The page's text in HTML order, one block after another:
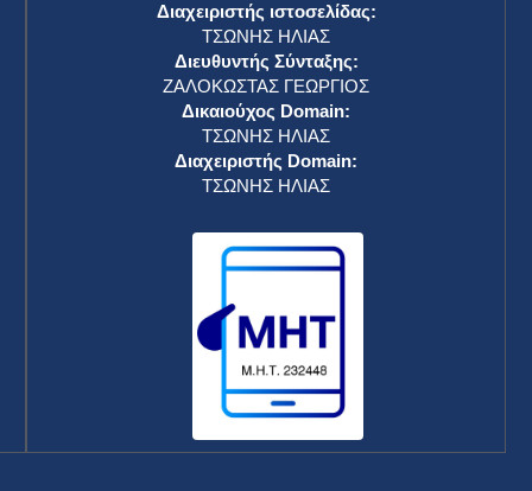
Διαχειριστής ιστοσελίδας:
ΤΣΩΝΗΣ ΗΛΙΑΣ
Διευθυντής Σύνταξης:
ΖΑΛΟΚΩΣΤΑΣ ΓΕΩΡΓΙΟΣ
Δικαιούχος Domain:
ΤΣΩΝΗΣ ΗΛΙΑΣ
Διαχειριστής Domain:
ΤΣΩΝΗΣ ΗΛΙΑΣ